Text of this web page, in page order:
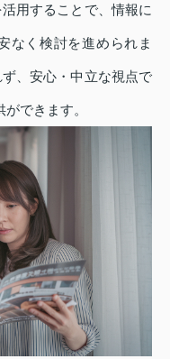
用することで、情報に
なく検討を進められま
、安心・中立な視点で
できます。